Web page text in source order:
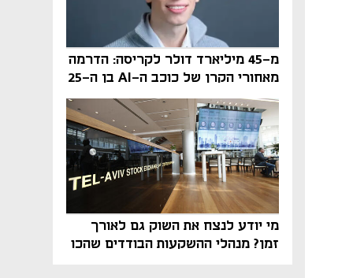
מ-45 מיליארד דולר לקריסה: הדרמה
מאחורי הקרן של כוכב ה-AI בן ה-25
מי יודע לנצח את השוק גם לאורך
זמן? מנהלי ההשקעות הבודדים שהכו